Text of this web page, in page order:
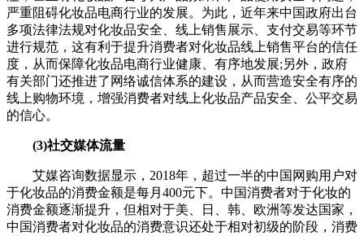
严重阻碍化妆品电商行业的发展。为此，近年来中国政府出台
多项法律法规对化妆品安全、线上销售展示、支付交易等环节
进行规范，这有利于提升消费者对化妆品线上销售平台的信任
度，从而保障化妆品电商行业健康、有序地发展;另外，政府
有关部门还推进了网络诚信体系的建设，从而营造安全有序的
线上购物环境，增强消费者对线上化妆品产品安全、公平交易
的信心。
(3)社交媒体流量
艾媒咨询数据显示，2018年，超过一半的中国网购用户对
于化妆品的消费金额是每月400元下。中国消费者对于化妆的
消费金额逐渐提升，但相对于美、日、韩、欧洲等发达国家，
中国消费者对化妆品的消费意识还处于相对初级的阶段，消费